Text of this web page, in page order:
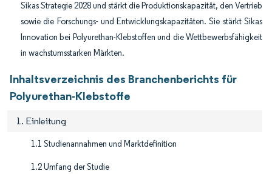
Sikas Strategie 2028 und stärkt die Produktionskapazität, den Vertrieb
sowie die Forschungs- und Entwicklungskapazitäten. Sie stärkt Sikas
Innovation bei Polyurethan-Klebstoffen und die Wettbewerbsfähigkeit
in wachstumsstarken Märkten.
Inhaltsverzeichnis des Branchenberichts für
Polyurethan-Klebstoffe
1. Einleitung
1.1 Studienannahmen und Marktdefinition
1.2 Umfang der Studie